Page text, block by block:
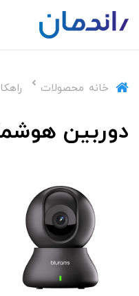
خانه محصولات
دوربین